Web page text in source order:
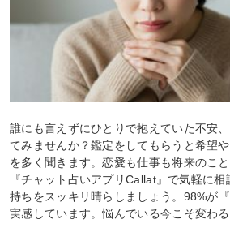
誰にも言えずにひとりで抱えていた不安
てみませんか？鑑定をしてもらうと希望
を多く聞きます。恋愛も仕事も将来のこ
『チャット占いアプリCallat』で気軽に
持ちをスッキリ晴らしましょう。98%が
実感しています。悩んでいる今こそ変わる